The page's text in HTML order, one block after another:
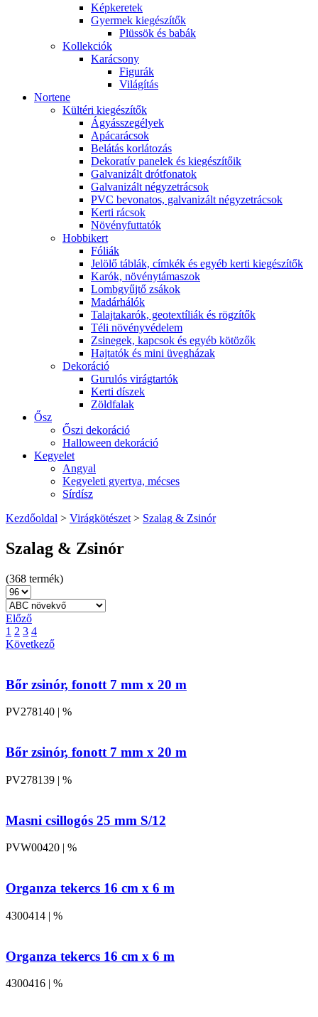
Képkeretek
Gyermek kiegészítők
Plüssök és babák
Kollekciók
Karácsony
Figurák
Világítás
Nortene
Kültéri kiegészítők
Ágyásszegélyek
Apácarácsok
Belátás korlátozás
Dekoratív panelek és kiegészítőik
Galvanizált drótfonatok
Galvanizált négyzetrácsok
PVC bevonatos, galvanizált négyzetrácsok
Kerti rácsok
Növényfuttatók
Hobbikert
Fóliák
Jelölő táblák, címkék és egyéb kerti kiegészítők
Karók, növénytámaszok
Lombgyűjtő zsákok
Madárhálók
Talajtakarók, geotextíliák és rögzítők
Téli növényvédelem
Zsinegek, kapcsok és egyéb kötözők
Hajtatók és mini üvegházak
Dekoráció
Gurulós virágtartók
Kerti díszek
Zöldfalak
Ősz
Őszi dekoráció
Halloween dekoráció
Kegyelet
Angyal
Kegyeleti gyertya, mécses
Sírdísz
Kezdőoldal > Virágkötészet > Szalag & Zsinór
Szalag & Zsinór
(368 termék)
Előző
1 2 3 4
Következő
Bőr zsinór, fonott 7 mm x 20 m
PV278140 | %
Bőr zsinór, fonott 7 mm x 20 m
PV278139 | %
Masni csillogós 25 mm S/12
PVW00420 | %
Organza tekercs 16 cm x 6 m
4300414 | %
Organza tekercs 16 cm x 6 m
4300416 | %